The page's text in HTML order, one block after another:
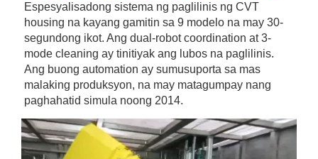
Espesyalisadong sistema ng paglilinis ng CVT
housing na kayang gamitin sa 9 modelo na may 30-
segundong ikot. Ang dual-robot coordination at 3-
mode cleaning ay tinitiyak ang lubos na paglilinis.
Ang buong automation ay sumusuporta sa mas
malaking produksyon, na may matagumpay nang
paghahatid simula noong 2014.